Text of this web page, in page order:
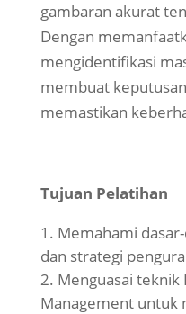
gambaran akurat
Dengan
mengidentifikasi
membuat
memastikan
Tujuan Pelatihan
Memahami
dan strategi
Menguasai teknik
Management untuk